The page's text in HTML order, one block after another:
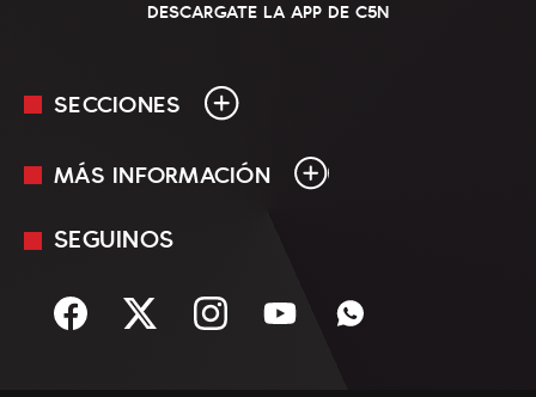
DESCARGATE LA APP DE C5N
SECCIONES
En Vivo
Sociedad
MÁS INFORMACIÓN
Mediakit
Términos y condiciones
SEGUINOS